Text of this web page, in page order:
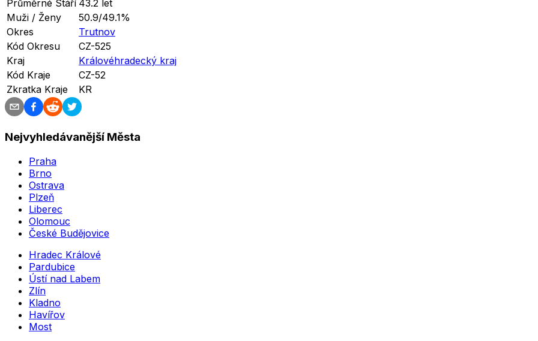
Průměrné Stáří 43.2 let
Muži / Ženy
50.9/49.1%
Okres
Trutnov
Kód Okresu
CZ-525
Kraj
Královéhradecký kraj
Kód Kraje
CZ-52
Zkratka Kraje
KR
Nejvyhledávanější Města
Praha
Brno
Ostrava
Plzeň
Liberec
Olomouc
České Budějovice
Hradec Králové
Pardubice
Ústí nad Labem
Zlín
Kladno
Havířov
Most